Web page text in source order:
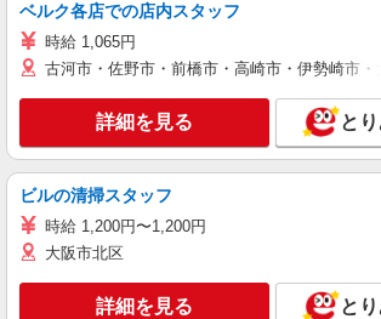
ベルク各店での店内スタッフ
時給 1,065円
古河市・佐野市・前橋市・高崎市・伊勢崎市
詳細を見る と
ビルの清掃スタッフ
時給 1,200円〜1,200円
大阪市北区
詳細を見る と